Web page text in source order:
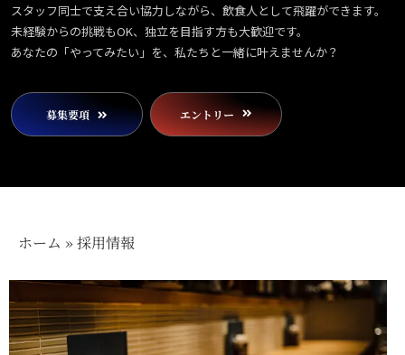
スタッフ同士で支え合い協力しながら、飲食人として飛躍ができます。
未経験からの挑戦もOK、独立を目指す方も大歓迎です。
あなたの「やってみたい」を、私たちと一緒に叶えませんか？
募集要項 エントリー
ホーム »採用情報